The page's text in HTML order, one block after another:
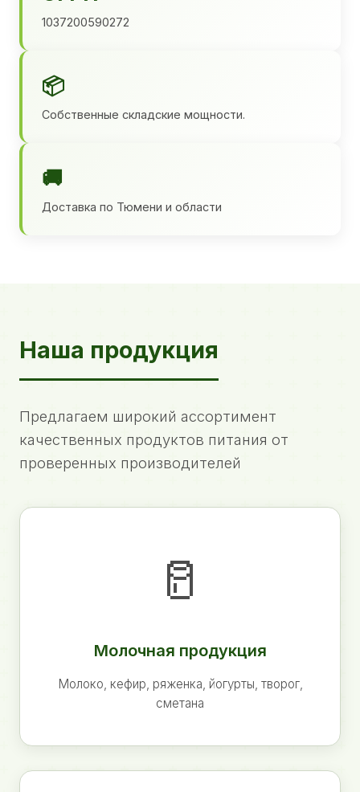
1037200590272
📦
Собственные складские мощности.
🚚
Доставка по Тюмени и области
Наша продукция
Предлагаем широкий ассортимент
качественных продуктов питания от
проверенных производителей
🥛
Молочная продукция
Молоко, кефир, ряженка, йогурты, творог,
сметана